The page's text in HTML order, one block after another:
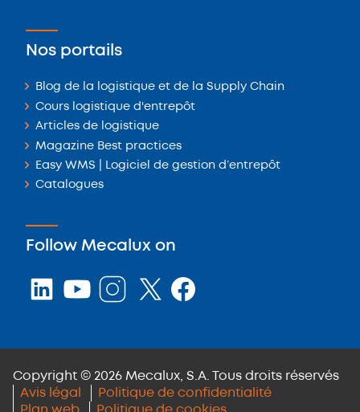
Nos portails
Blog de la logistique et de la Supply Chain
Cours logistique d'entrepôt
Articles de logistique
Magazine Best practices
Easy WMS | Logiciel de gestion d’entrepôt
Catalogues
Follow Mecalux on
Copyright © 2026 Mecalux, S.A. Tous droits réservés
Avis légal
Politique de confidentialité